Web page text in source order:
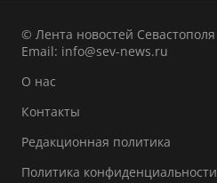
© Лента новостей Севастополя
Email: info@sev-news.ru
О нас
Контакты
Редакционная политика
Политика конфиденциальности